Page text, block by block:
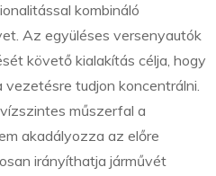
kombináló
Az együléses versenyautók
követő kialakítás célja, hogy
tudjon koncentrálni.
műszerfal a
akadályozza az előre
irányíthatja járművét